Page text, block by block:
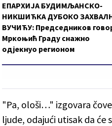
ЕПАРХИЈА БУДИМЉАНСКО-
НИКШИЋКА ДУБОКО
ВУЧИЋУ: Председников
Мркоњић Граду снажно
одјекнуо регионом
"Pa, ološi…" izgovara
ljude, odajući utisak da